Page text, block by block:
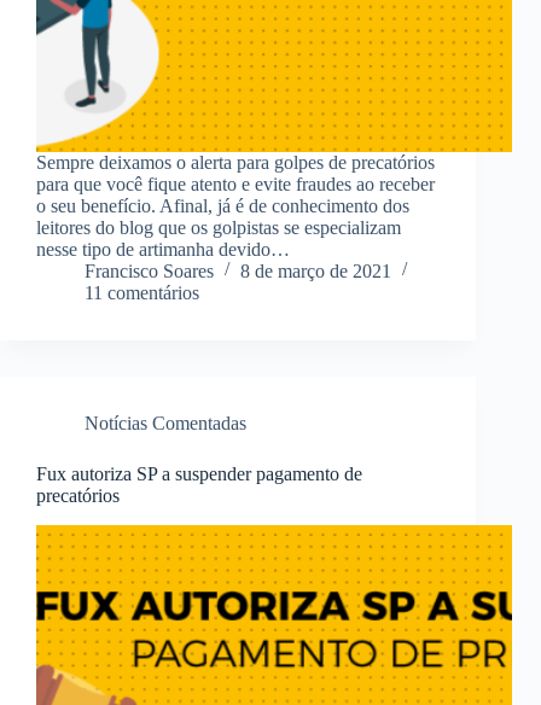
Sempre deixamos o alerta para golpes de precatórios
para que você fique atento e evite fraudes ao receber
o seu benefício. Afinal, já é de conhecimento dos
leitores do blog que os golpistas se especializam
nesse tipo de artimanha devido…
Francisco Soares
8 de março de 2021
11 comentários
Notícias Comentadas
Fux autoriza SP a suspender pagamento de
precatórios